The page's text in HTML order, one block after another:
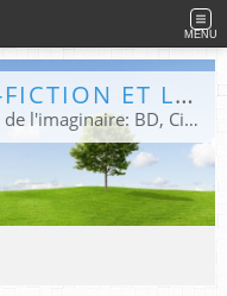
MENU
SITE SUR LA SCIENCE-FICTION ET LE FANTASTIQUE
Site sur toute la culture des genres de l'imaginaire: BD, Cinéma, Livre, Jeux, Théâtre. Présent dans les principaux festivals de film fantastique e de science-fiction, salons et conventions.